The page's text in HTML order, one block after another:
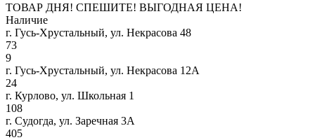
ТОВАР ДНЯ! СПЕШИТЕ! ВЫГОДНАЯ ЦЕНА!
Наличие
г. Гусь-Хрустальный, ул. Некрасова 48
73
9
г. Гусь-Хрустальный, ул. Некрасова 12А
24
г. Курлово, ул. Школьная 1
108
г. Судогда, ул. Заречная 3А
405